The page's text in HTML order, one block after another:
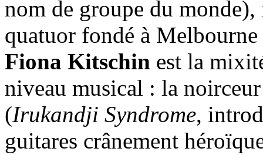
nom de groupe du
quatuor fondé à
Fiona Kitschin est la
niveau musical : la
(Irukandji Syndrome,
guitares crânement